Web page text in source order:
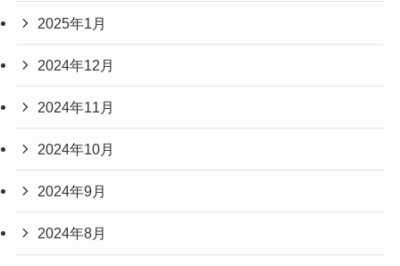
2025年1月
2024年12月
2024年11月
2024年10月
2024年9月
2024年8月